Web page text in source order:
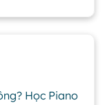
Học Piano